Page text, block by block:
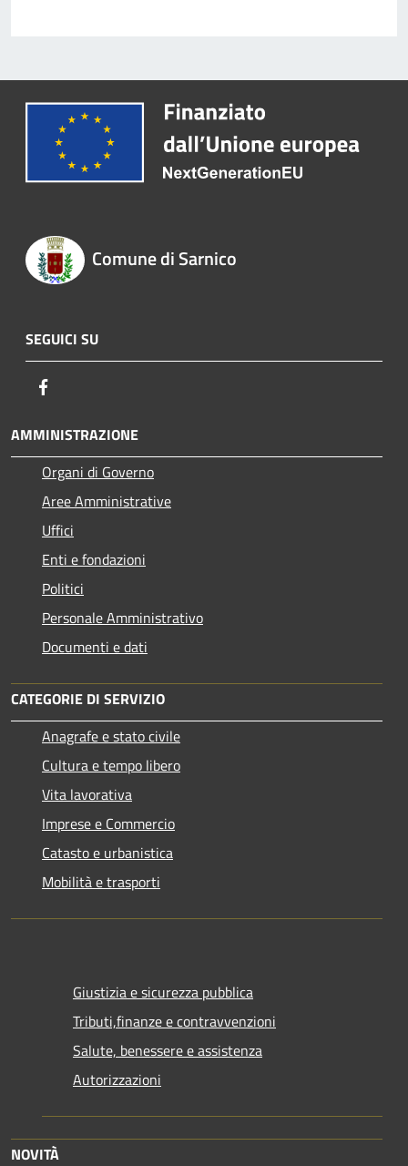
Comune di Sarnico
SEGUICI SU
AMMINISTRAZIONE
Organi di Governo
Aree Amministrative
Uffici
Enti e fondazioni
Politici
Personale Amministrativo
Documenti e dati
CATEGORIE DI SERVIZIO
Anagrafe e stato civile
Cultura e tempo libero
Vita lavorativa
Imprese e Commercio
Catasto e urbanistica
Mobilità e trasporti
Giustizia e sicurezza pubblica
Tributi,finanze e contravvenzioni
Salute, benessere e assistenza
Autorizzazioni
NOVITÀ